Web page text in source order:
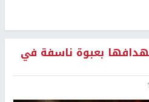
بعبوة ناسفة في